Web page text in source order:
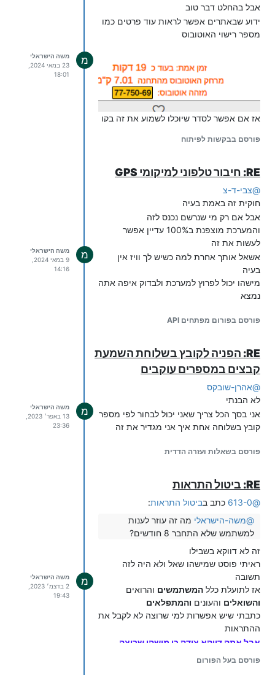
after_play_000_go_to_folder=/444
ובשלוחה 444
אבל בהחלט דבר טוב
ידוע שבאתרים אפשר לראות עוד פרטים כמו
מספר רישוי האוטובוס
אז אם אפשר לסדר שיוכלו לשמוע את זה בקו
משאבים/כסף/זמן
זה יעזור כאמור לפניות למשרד בנודע
של האוטובוס
זה לא לבנות משהו חדש כמו התחנות לפי
רחובות וערים
זה הוספת כמה שורות
מוזמנים
פורסם בבקשות לפיתוח
מ
משה הישראלי
18:01
RE: חיבור טלפוני למיקומי GPS
@צבי-ד-צ
חוקית זה באמת בעיה
אבל אם רק מי שנרשם נכנס לזה
והמערכת מוצפנת ב100% עדיין אפשר
לעשות את זה
אשאל אותך אחרת למה כשיש לך וויז אין
בעיה
מישהו יכול לפרוץ למערכת ולבדוק איפה אתה
נמצא
פורסם בפורום מפתחים API
מ
משה הישראלי
14:16
RE: הפניה לקובץ בשלוחת השמעת
קבצים במספרים עוקבים
@אהרן-שובקס
לא הבנתי
אני בסך הכל צריך שאני יכול לבחור לפי מספר
קובץ בשלוחה אחת איך אני מגדיר את זה
פורסם בשאלות ועזרה הדדית
מ
משה הישראלי
23:36
RE: ביטול התראות
@
613-0 כתב בביטול התראות:
@משה-הישראלי מה זה עוזר לענות
למשתמש שלא התחבר 8 חודשים?
זה לא דווקא בשבילו
ראיתי פוסט שמישהו שאל ולא היה לזה
תשובה
אז לתועלת כלל המשתמשים והרואים
והשואלים והעונים והמתפלאים
כתבתי שיש אפשרות למי שרוצה לא לקבל את
ההתראות
אבל אתה דווקא צודק כי מישהו שרוצה
להוריד את ההגדרות . .זה ההוא שלא יתחבר
פורסם בעל הפורום
מ
משה הישראלי
19:43